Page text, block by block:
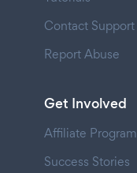
Contact Support
Report Abuse
Get Involved
Affiliate Program
Success Stories